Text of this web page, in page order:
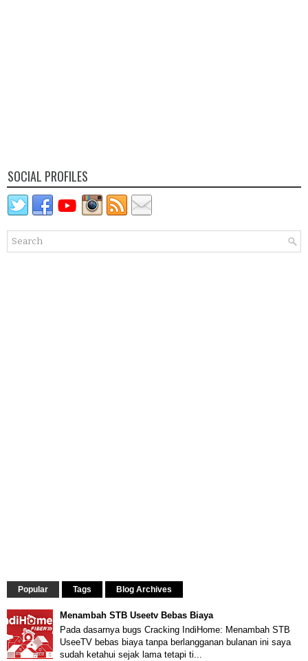
SOCIAL PROFILES
Popular Tags Blog Archives
Menambah STB Useetv Bebas Biaya
Pada dasarnya bugs Cracking IndiHome: Menambah STB
UseeTV bebas biaya tanpa berlangganan bulanan ini saya
sudah ketahui sejak lama tetapi ti...